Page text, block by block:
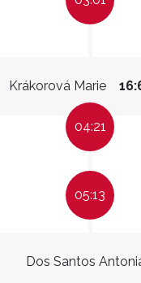
Krákorová Marie
04:21
05:13
Dos Santos